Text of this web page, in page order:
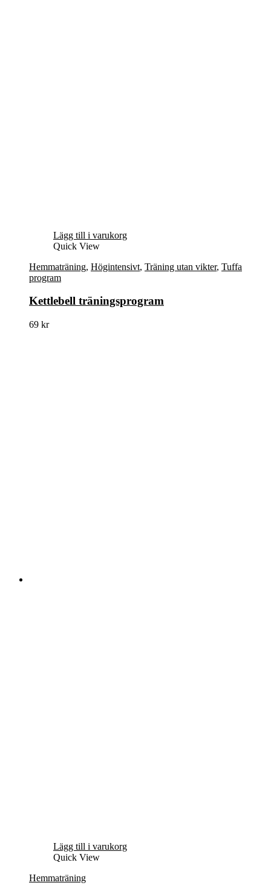
Lägg till i varukorg
Quick View
Hemmaträning, Högintensivt, Träning utan vikter, Tuffa
program
Kettlebell träningsprogram
69 kr
Lägg till i varukorg
Quick View
Hemmaträning